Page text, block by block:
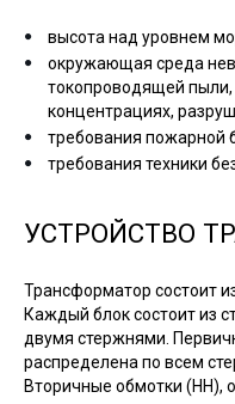
высота над уровнем
окружающая среда
токопроводящей пыли,
концентрациях,
требования пожарной
требования техники
УСТРОЙСТВО
Трансформатор состоит
Каждый блок состоит из
двумя стержнями.
распределена по всем
Вторичные обмотки (НН),